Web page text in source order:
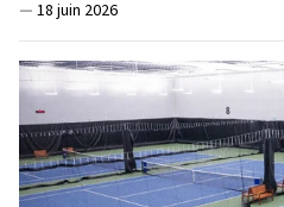
— 18 juin 2026